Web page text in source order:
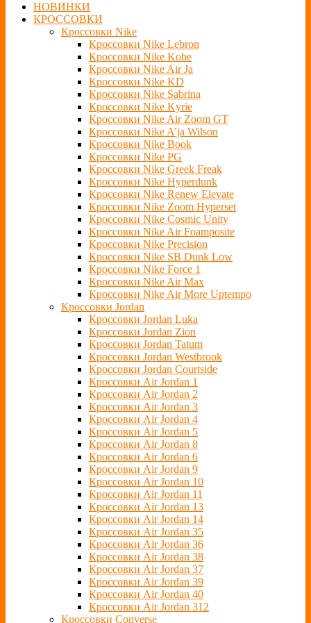
НОВИНКИ
КРОССОВКИ
Кроссовки Nike
Кроссовки Nike Lebron
Кроссовки Nike Kobe
Кроссовки Nike Air Ja
Кроссовки Nike KD
Кроссовки Nike Sabrina
Кроссовки Nike Kyrie
Кроссовки Nike Air Zoom GT
Кроссовки Nike A’ja Wilson
Кроссовки Nike Book
Кроссовки Nike PG
Кроссовки Nike Greek Freak
Кроссовки Nike Hyperdunk
Кроссовки Nike Renew Elevate
Кроссовки Nike Zoom Hyperset
Кроссовки Nike Cosmic Unity
Кроссовки Nike Air Foamposite
Кроссовки Nike Precision
Кроссовки Nike SB Dunk Low
Кроссовки Nike Force 1
Кроссовки Nike Air Max
Кроссовки Nike Air More Uptempo
Кроссовки Jordan
Кроссовки Jordan Luka
Кроссовки Jordan Zion
Кроссовки Jordan Tatum
Кроссовки Jordan Westbrook
Кроссовки Jordan Courtside
Кроссовки Air Jordan 1
Кроссовки Air Jordan 2
Кроссовки Air Jordan 3
Кроссовки Air Jordan 4
Кроссовки Air Jordan 5
Кроссовки Air Jordan 8
Кроссовки Air Jordan 6
Кроссовки Air Jordan 9
Кроссовки Air Jordan 10
Кроссовки Air Jordan 11
Кроссовки Air Jordan 13
Кроссовки Air Jordan 14
Кроссовки Air Jordan 35
Кроссовки Air Jordan 36
Кроссовки Air Jordan 38
Кроссовки Air Jordan 37
Кроссовки Air Jordan 39
Кроссовки Air Jordan 40
Кроссовки Air Jordan 312
Кроссовки Converse